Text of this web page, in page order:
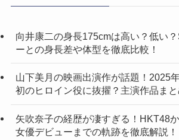
向井康二の身長175cmは高い？低い
ーとの身長差や体型を徹底比較！
山下美月の映画出演作が話題！2025
初のヒロイン役に抜擢？主演作品まと
矢吹奈子の経歴が凄すぎる！HKT48
女優デビューまでの軌跡を徹底解説！